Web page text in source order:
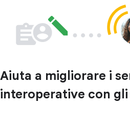
Aiuta a migliorare i
interoperative con